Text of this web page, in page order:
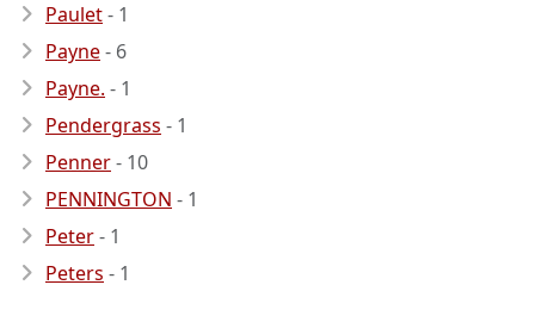
Paulet- 1
Payne- 6
Payne. - 1
Pendergrass - 1
Penner- 10
PENNINGTON - 1
Peter- 1
Peters - 1